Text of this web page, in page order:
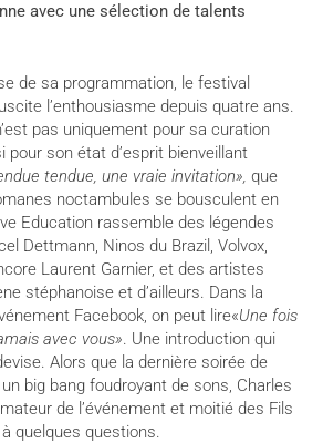
avec une sélection de talents
de sa programmation, le festival
l’enthousiasme depuis quatre ans.
pas uniquement pour sa curation
pour son état d’esprit bienveillant
tendue, une vraie invitation», que
noctambules se bousculent en
Education rassemble des légendes
Dettmann, Ninos du Brazil, Volvox,
Laurent Garnier, et des artistes
stéphanoise et d’ailleurs. Dans la
Facebook, on peut lire«Une fois
avec vous». Une introduction qui
Alors que la dernière soirée de
big bang foudroyant de sons, Charles
de l’événement et moitié des Fils
quelques questions.